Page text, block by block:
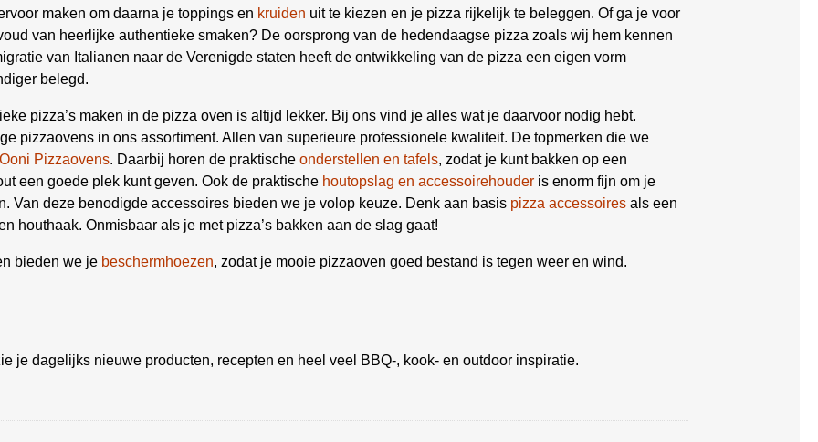
maken om daarna je toppings en kruiden uit te kiezen en je pizza rijkelijk te beleggen. Of ga je voor
van heerlijke authentieke smaken? De oorsprong van de hedendaagse pizza zoals wij hem kennen
van Italianen naar de Verenigde staten heeft de ontwikkeling van de pizza een eigen vorm
belegd.
pizza’s maken in de pizza oven is altijd lekker. Bij ons vind je alles wat je daarvoor nodig hebt.
pizzaovens in ons assortiment. Allen van superieure professionele kwaliteit. De topmerken die we
Ooni Pizzaovens. Daarbij horen de praktische onderstellen en tafels, zodat je kunt bakken op een
een goede plek kunt geven. Ook de praktische houtopslag en accessoirehouder is enorm fijn om je
Van deze benodigde accessoires bieden we je volop keuze. Denk aan basis pizza accessoires als een
houthaak. Onmisbaar als je met pizza’s bakken aan de slag gaat!
bieden we je beschermhoezen, zodat je mooie pizzaoven goed bestand is tegen weer en wind.
je dagelijks nieuwe producten, recepten en heel veel BBQ-, kook- en outdoor inspiratie.